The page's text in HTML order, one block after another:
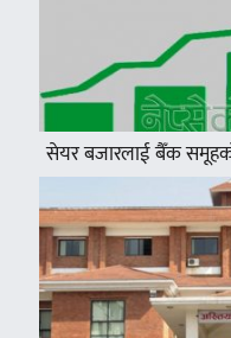
सेयर बजारलाई बैँक